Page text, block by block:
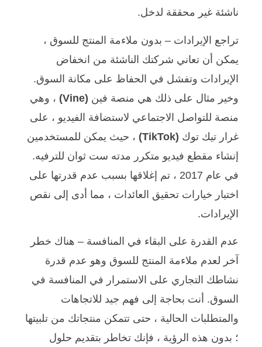
ناشئة غير محققة لدخل.
تراجع الإيرادات – بدون ملاءمة المنتج للسوق ،
يمكن أن تعاني شركتك الناشئة من انخفاض
الإيرادات وتفشل في الحفاظ على مكانة السوق.
وخير مثال على ذلك هي منصة فين (Vine)
، وهي
منصة للتواصل الاجتماعي لاستضافة الفيديو ، على
غرار تيك توك (TikTok)
، حيث يمكن للمستخدمين
إنشاء مقطع فيديو متكرر مدته ست ثوان للترفيه.
في عام 2017 ، تم إغلاقها بسبب عدم قدرتها على
اختبار خيارات تحقيق العائدات ، مما أدى إلى نقص
الإيرادات.
عدم القدرة على البقاء في المنافسة – هناك خطر
آخر لعدم ملاءمة المنتج للسوق وهو عدم قدرة
نشاطك التجاري على الاستمرار في المنافسة في
السوق. أنت بحاجة إلى فهم جيد للاتجاهات
والمتطلبات الحالية ، حتى تتمكن منتجاتك من تلبيتها
؛ بدون هذه الرؤية ، فإنك تخاطر بتقديم حلول